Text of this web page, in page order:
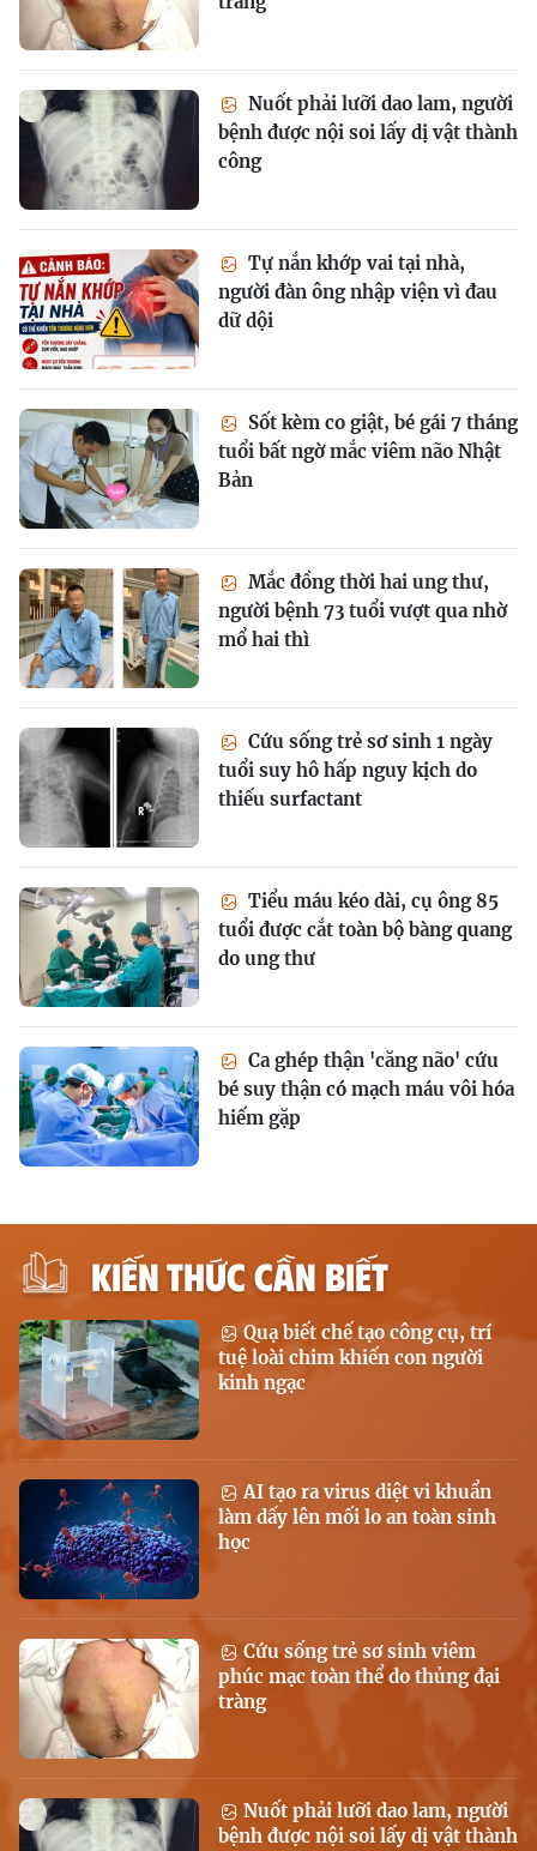
Nuốt phải lưỡi dao lam, người
bệnh được nội soi lấy dị vật thành
công
Tự nắn khớp vai tại nhà,
người đàn ông nhập viện vì đau
dữ dội
Sốt kèm co giật, bé gái 7 tháng
tuổi bất ngờ mắc viêm não Nhật
Bản
Mắc đồng thời hai ung thư,
người bệnh 73 tuổi vượt qua nhờ
mổ hai thì
Cứu sống trẻ sơ sinh 1 ngày
tuổi suy hô hấp nguy kịch do
thiếu surfactant
Tiểu máu kéo dài, cụ ông 85
tuổi được cắt toàn bộ bàng quang
do ung thư
Ca ghép thận 'căng não' cứu
bé suy thận có mạch máu vôi hóa
hiếm gặp
KIẾN THỨC CẦN BIẾT
Quạ biết chế tạo công cụ, trí
tuệ loài chim khiến con người
kinh ngạc
AI tạo ra virus diệt vi khuẩn
làm dấy lên mối lo an toàn sinh
học
Cứu sống trẻ sơ sinh viêm
phúc mạc toàn thể do thủng đại
tràng
Nuốt phải lưỡi dao lam, người
bệnh được nội soi lấy dị vật thành